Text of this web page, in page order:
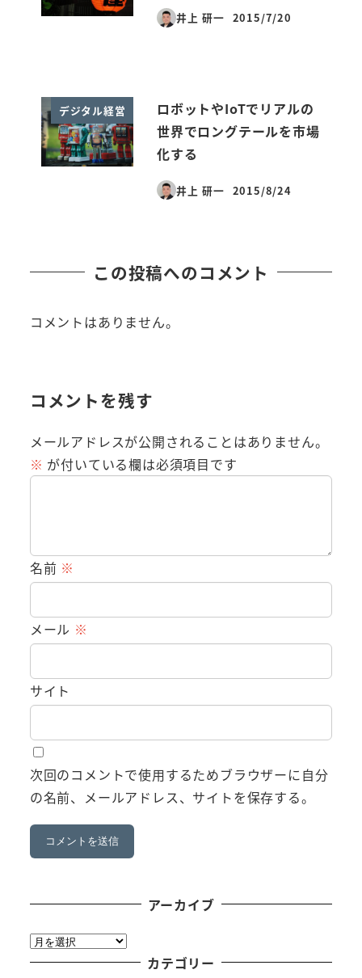
井上 研一
投稿日
2015/7/20
デジタル経営
ロボットやIoTでリアルの
世界でロングテールを市場
化する
井上 研一
投稿日
2015/8/24
この投稿へのコメント
コメントはありません。
コメントを残す
メールアドレスが公開されることはありません。
※ が付いている欄は必須項目です
名前 ※
メール ※
サイト
次回のコメントで使用するためブラウザーに自分
の名前、メールアドレス、サイトを保存する。
アーカイブ
ア
ー
カテゴリー